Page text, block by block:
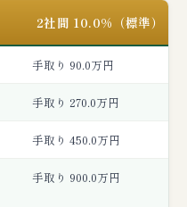
2社間 10.0%（標準）
手取り 90.0万円
手取り 270.0万円
手取り 450.0万円
手取り 900.0万円